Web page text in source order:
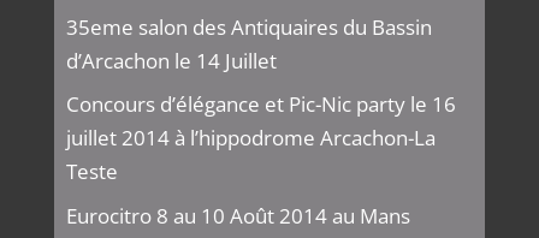
35eme salon des Antiquaires du Bassin
d’Arcachon le 14 Juillet
Concours d’élégance et Pic-Nic party le 16
juillet 2014 à l’hippodrome Arcachon-La
Teste
Eurocitro 8 au 10 Août 2014 au Mans